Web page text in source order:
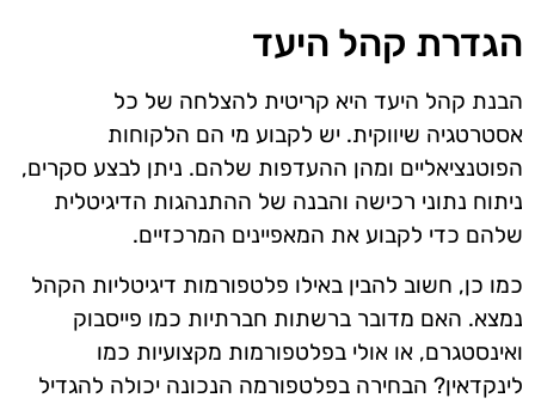
הגדרת קהל היעד
הבנת קהל היעד היא קריטית להצלחה של כל
אסטרטגיה שיווקית. יש לקבוע מי הם הלקוחות
הפוטנציאליים ומהן ההעדפות שלהם. ניתן לבצע סקרים,
ניתוח נתוני רכישה והבנה של ההתנהגות הדיגיטלית
שלהם כדי לקבוע את המאפיינים המרכזיים.
כמו כן, חשוב להבין באילו פלטפורמות דיגיטליות הקהל
נמצא. האם מדובר ברשתות חברתיות כמו פייסבוק
ואינסטגרם, או אולי בפלטפורמות מקצועיות כמו
לינקדאין? הבחירה בפלטפורמה הנכונה יכולה להגדיל